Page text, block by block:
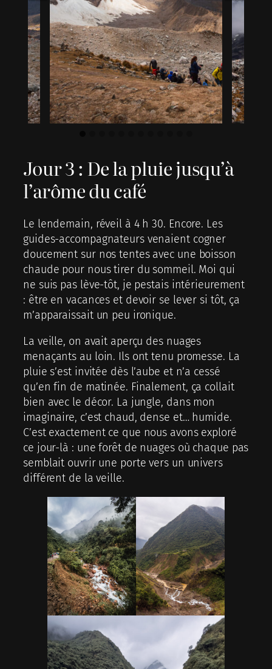
Jour 3 : De la pluie jusqu’à
l’arôme du café
Le lendemain, réveil à 4 h 30. Encore. Les
guides-accompagnateurs venaient cogner
doucement sur nos tentes avec une boisson
chaude pour nous tirer du sommeil. Moi qui
ne suis pas lève-tôt, je pestais intérieurement
: être en vacances et devoir se lever si tôt, ça
m’apparaissait un peu ironique.
La veille, on avait aperçu des nuages
menaçants au loin. Ils ont tenu promesse. La
pluie s’est invitée dès l’aube et n’a cessé
qu’en fin de matinée. Finalement, ça collait
bien avec le décor. La jungle, dans mon
imaginaire, c’est chaud, dense et… humide.
C’est exactement ce que nous avons exploré
ce jour-là : une forêt de nuages où chaque pas
semblait ouvrir une porte vers un univers
différent de la veille.